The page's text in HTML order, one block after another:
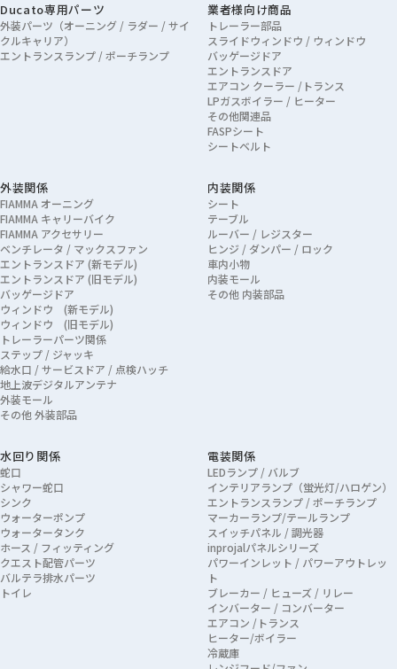
Ducato専用パーツ
外装パーツ（オーニング / ラダー / サイ
クルキャリア）
エントランスランプ / ポーチランプ
業者様向け商品
トレーラー部品
スライドウィンドウ / ウィンドウ
バッゲージドア
エントランスドア
エアコン クーラー /トランス
LPガスボイラー / ヒーター
その他関連品
FASPシート
シートベルト
外装関係
FIAMMA オーニング
FIAMMA キャリーバイク
FIAMMA アクセサリー
ベンチレータ / マックスファン
エントランスドア (新モデル)
エントランスドア (旧モデル)
バッゲージドア
ウィンドウ (新モデル)
ウィンドウ (旧モデル)
トレーラーパーツ関係
ステップ / ジャッキ
給水口 / サービスドア / 点検ハッチ
地上波デジタルアンテナ
外装モール
その他 外装部品
内装関係
シート
テーブル
ルーバー / レジスター
ヒンジ / ダンパー / ロック
車内小物
内装モール
その他 内装部品
水回り関係
蛇口
シャワー蛇口
シンク
ウォーターポンプ
ウォータータンク
ホース / フィッティング
クエスト配管パーツ
バルテラ排水パーツ
トイレ
電装関係
LEDランプ / バルブ
インテリアランプ（蛍光灯/ハロゲン）
エントランスランプ / ポーチランプ
マーカーランプ/テールランプ
スイッチパネル / 調光器
inprojalパネルシリーズ
パワーインレット / パワーアウトレッ
ト
ブレーカー / ヒューズ / リレー
インバーター / コンバーター
エアコン /トランス
ヒーター/ボイラー
冷蔵庫